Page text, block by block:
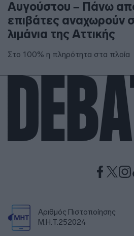
Αυγούστου – Πάνω
επιβάτες αναχωρούν
λιμάνια της Αττικής
Στο 100% η πληρότητα στα πλοία
Αριθμός Πιστοποίησης
Μ.Η.Τ.252024